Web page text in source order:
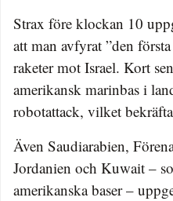
Strax före klockan 10
att man avfyrat ”den
raketer mot Israel. Kort
amerikansk marinbas i
robotattack, vilket
Även Saudiarabien,
Jordanien och Kuwait –
amerikanska baser –